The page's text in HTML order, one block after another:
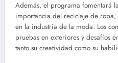
Además, el programa fomentará
importancia del reciclaje de ropa,
en la industria de la moda. Los
pruebas en exteriores y desafíos
tanto su creatividad como su